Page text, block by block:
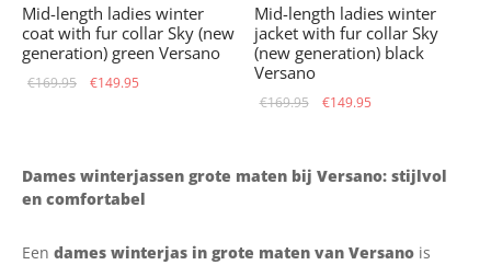
Mid-length ladies winter
coat with fur collar Sky (new
generation) green Versano
€169.95
Original
€149.95
Mid-length ladies winter
jacket with fur collar Sky
(new generation) black
Versano
€169.95
Original
€169.95.
€149.95
Dames winterjassen grote maten bij Versano: stijlvol
en comfortabel
Een dames winterjas in grote maten van Versano is